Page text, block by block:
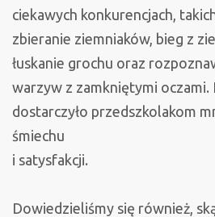
ciekawych konkurencjach,
zbieranie ziemniaków, bieg z
łuskanie grochu oraz
warzyw z zamkniętymi oczami.
dostarczyło przedszkolakom
śmiechu
i satysfakcji.
Dowiedzieliśmy się również,